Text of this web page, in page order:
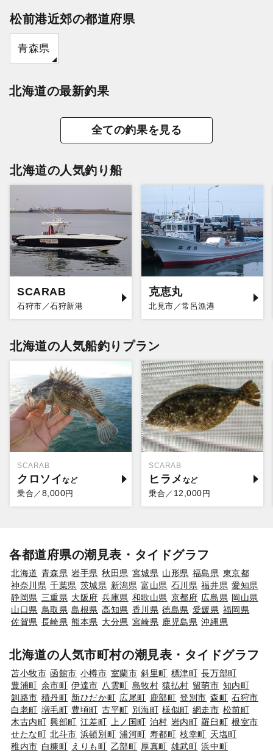
松前港近郊の都道府県
青森県
北海道の最新釣果
全ての釣果を見る
北海道の人気釣り船
SCARAB
石狩市／石狩新港
克恵丸
北見市／常呂漁港
北海道の人気船釣りプラン
SCARAB
クロソイ
乗合／ 8,000円
SCARAB
ヒラメ
乗合／ 12,000円
各都道府県の潮見表・タイドグラフ
北海道 青森県 岩手県 秋田県 宮城県 山形県 福島県 東京都
神奈川県 千葉県 茨城県 新潟県 富山県 石川県 福井県 愛知県
静岡県 三重県 大阪府 兵庫県 和歌山県 京都府 広島県 岡山県
山口県 鳥取県 島根県 高知県 香川県 徳島県 愛媛県 福岡県
佐賀県 長崎県 熊本県 大分県 宮崎県 鹿児島県 沖縄県
北海道の人気市町村の潮見表・タイドグラフ
苫小牧市 函館市 小樽市 室蘭市 斜里町 標津町 長万部町
豊浦町 余市町 伊達市 八雲町 島牧村 猿払村 留萌市 知内町
釧路市 積丹町 新ひだか町 広尾町 鹿部町 登別市 森町 石狩市
白老町 増毛町 豊頃町 古平町 別海町 様似町 網走市 松前町
木古内町 興部町 江差町 上ノ国町 泊村 岩内町 羅臼町 根室市
せたな町 北斗市 浜頓別町 浦河町 寿都町 枝幸町 天塩町
稚内市 白糠町 えりも町 乙部町 厚真町 雄武町 浜中町